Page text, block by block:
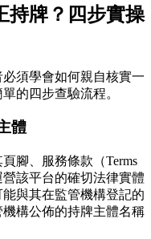
持牌？四步實操
須學會如何親自核實一
的四步查驗流程。
體
腳、服務條款（Terms
該平台的確切法律實體
與其在監管機構登記的
構公佈的持牌主體名稱